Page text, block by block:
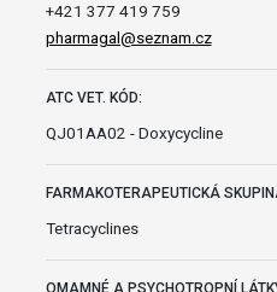
+421 377 419 759
pharmagal@seznam.cz
ATC VET. KÓD:
QJ01AA02 - Doxycycline
FARMAKOTERAPEUTICKÁ
Tetracyclines
OMAMNÉ A PSYCHOTROPNÍ